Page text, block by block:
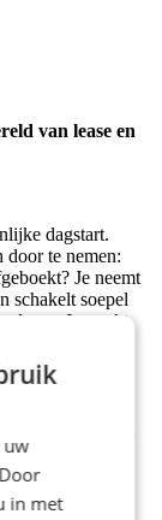
van lease en
dagstart.
door te nemen:
Je neemt
schakelt soepel
Je werkt
bij
je een
staat
alles klopt tot
uw
in met